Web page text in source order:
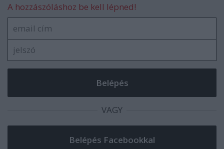
A hozzászóláshoz be kell lépned!
VAGY